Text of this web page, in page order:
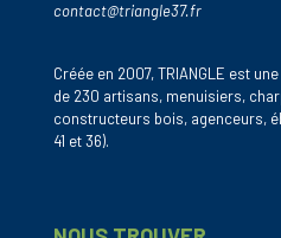
contact@triangle37.fr
Créée en 2007, TRIANGLE est
de 230 artisans, menuisiers,
constructeurs bois, agenceurs,
41 et 36).